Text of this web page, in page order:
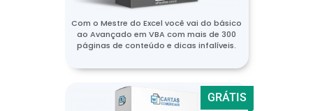
Com o Mestre do Excel você vai do básico
ao Avançado em VBA com mais de 300
páginas de conteúdo e dicas infalíveis.
GRÁTIS